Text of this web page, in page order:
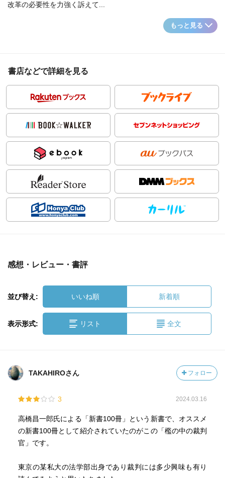
改革の必要性を力強く訴えて...
もっと見る
書店などで詳細を見る
感想・レビュー・書評
並び替え: いいね順 新着順
表示形式: リスト 全文
TAKAHIROさん フォロー
3 2024.03.16
高橋昌一郎氏による「新書100冊」という新書で、オススメ
の新書100冊として紹介されていたのがこの「檻の中の裁判
官」です。
東京の某私大の法学部出身であり裁判には多少興味も有り